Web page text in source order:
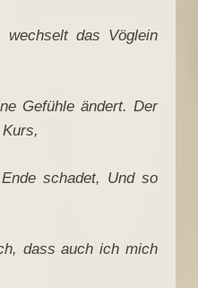
das Vöglein
Gefühle ändert. Der
schadet, Und so
dass auch ich mich